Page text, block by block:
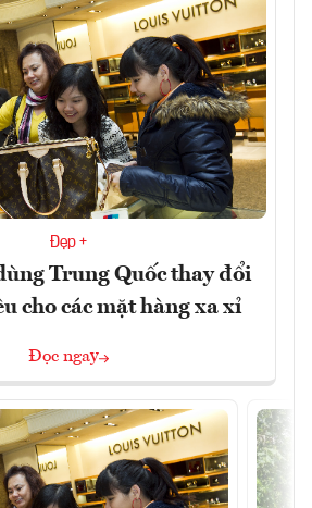
Đẹp +
Trung Quốc thay đổi
cho các mặt hàng xa xỉ
Đọc ngay